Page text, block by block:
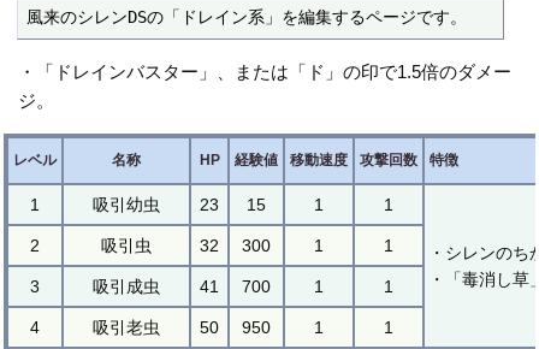
風来のシレンDSの「ドレイン系」を編集するページです。
・「ドレインバスター」、または「ド」の印で1.5倍のダメー
ジ。
レベル 名称 HP 経験値 移動速度 攻撃回数 特徴
1 吸引幼虫 23 15 1 1
・シレンの
・「毒消し
2 吸引虫 32 300 1 1
3 吸引成虫 41 700 1 1
4 吸引老虫 50 950 1 1